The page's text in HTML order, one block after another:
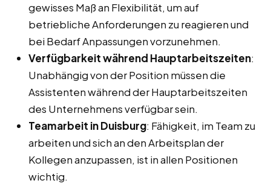
gewisses Maß an Flexibilität, um auf
betriebliche Anforderungen zu reagieren und
bei Bedarf Anpassungen vorzunehmen.
Verfügbarkeit während Hauptarbeitszeiten:
Unabhängig von der Position müssen die
Assistenten während der Hauptarbeitszeiten
des Unternehmens verfügbar sein.
Teamarbeit in Duisburg: Fähigkeit, im Team zu
arbeiten und sich an den Arbeitsplan der
Kollegen anzupassen, ist in allen Positionen
wichtig.